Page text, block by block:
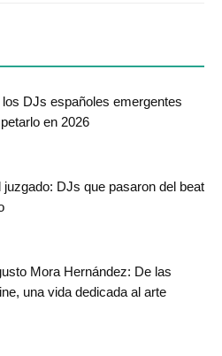
DJs españoles emergentes
en 2026
juzgado: DJs que pasaron del beat
Mora Hernández: De las
una vida dedicada al arte